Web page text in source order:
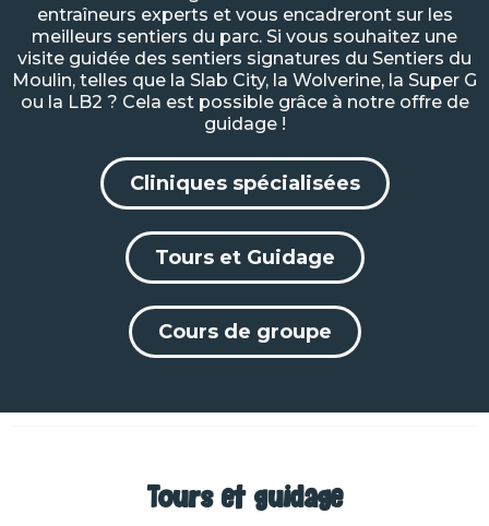
entraîneurs experts et vous encadreront sur les
meilleurs sentiers du parc. Si vous souhaitez une
visite guidée des sentiers signatures du Sentiers du
Moulin, telles que la Slab City, la Wolverine, la Super G
ou la LB2 ? Cela est possible grâce à notre offre de
guidage !
Cliniques spécialisées
Tours et Guidage
Cours de groupe
Tours et guidage